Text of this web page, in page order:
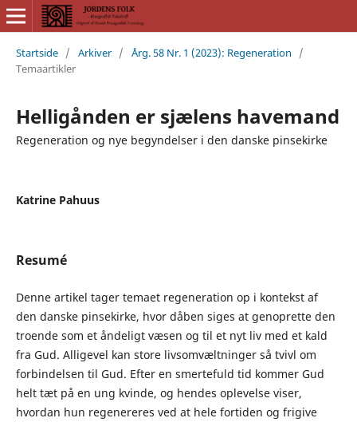
Startside / Arkiver / Årg. 58 Nr. 1 (2023): Regeneration
/
Temaartikler
Helligånden er sjælens havemand
Regeneration og nye begyndelser i den danske pinsekirke
Katrine Pahuus
Resumé
Denne artikel tager temaet regeneration op i kontekst af
den danske pinsekirke, hvor dåben siges at genoprette den
troende som et åndeligt væsen og til et nyt liv med et kald
fra Gud. Alligevel kan store livsomvæltninger så tvivl om
forbindelsen til Gud. Efter en smertefuld tid kommer Gud
helt tæt på en ung kvinde, og hendes oplevelse viser,
hvordan hun regenereres ved at hele fortiden og frigive